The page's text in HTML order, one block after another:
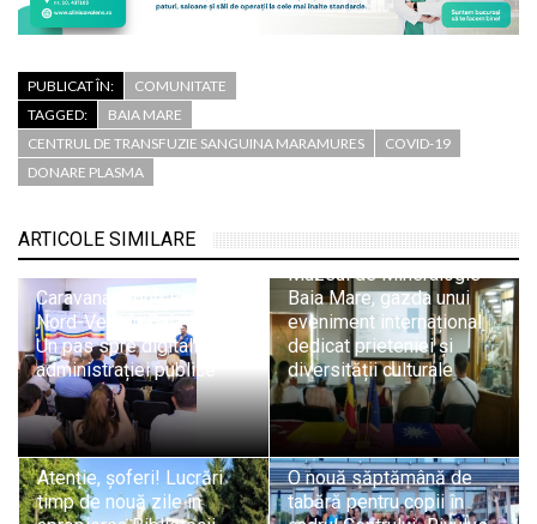
PUBLICAT ÎN:
COMUNITATE
TAGGED:
BAIA MARE
CENTRUL DE TRANSFUZIE SANGUINA MARAMURES
COVID-19
DONARE PLASMA
ARTICOLE SIMILARE
Caravana Cloud Regional
Nord-Vest în Baia Mare:
Un pas spre digitalizarea
administrației publice
Muzeul de Mineralogie
Baia Mare, gazda unui
eveniment internațional
dedicat prieteniei și
diversității culturale
Atenție, șoferi! Lucrări
timp de nouă zile în
O nouă săptămână de
tabără pentru copii în